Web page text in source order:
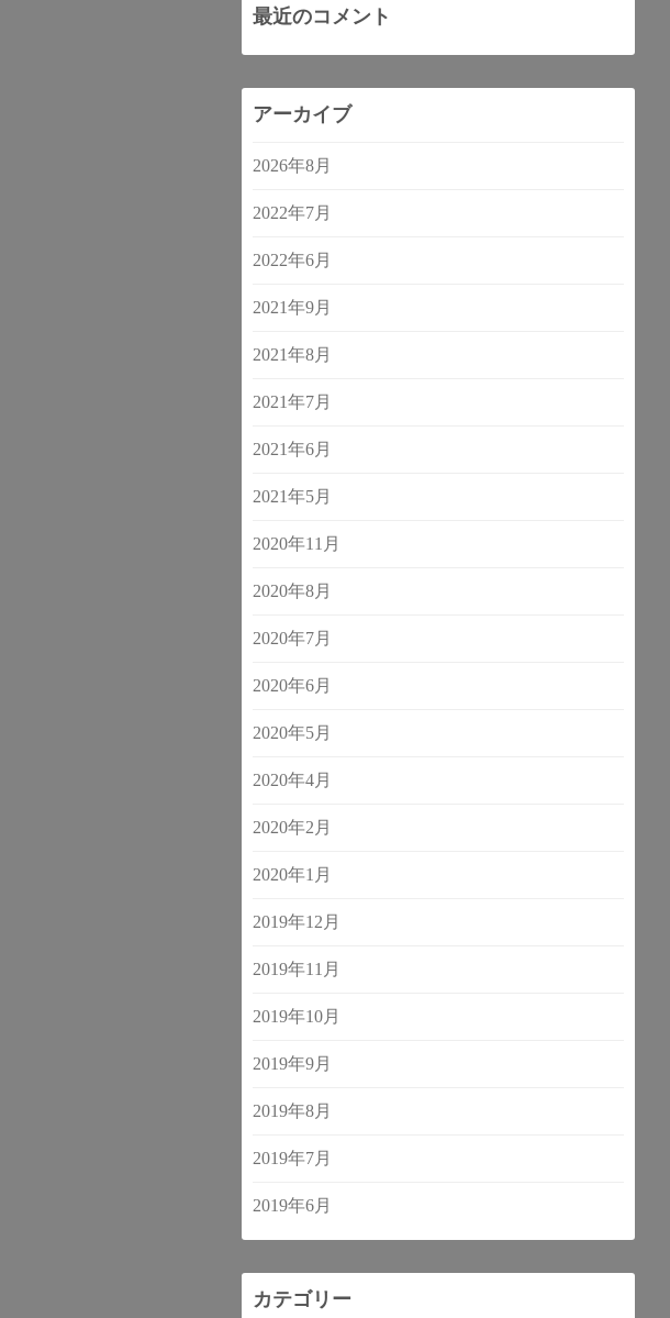
最近のコメント
アーカイブ
2026年8月
2022年7月
2022年6月
2021年9月
2021年8月
2021年7月
2021年6月
2021年5月
2020年11月
2020年8月
2020年7月
2020年6月
2020年5月
2020年4月
2020年2月
2020年1月
2019年12月
2019年11月
2019年10月
2019年9月
2019年8月
2019年7月
2019年6月
カテゴリー